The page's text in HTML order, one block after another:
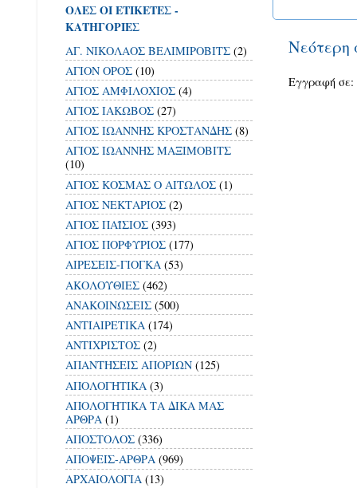
Νεότερη
Εγγραφή σε:
ΟΛΕΣ ΟΙ ΕΤΙΚΕΤΕΣ -
ΚΑΤΗΓΟΡΙΕΣ
ΑΓ. ΝΙΚΟΛΑΟΣ ΒΕΛΙΜΙΡΟΒΙΤΣ (2)
ΑΓΙΟΝ ΟΡΟΣ (10)
ΑΓΙΟΣ ΑΜΦΙΛΟΧΙΟΣ (4)
ΑΓΙΟΣ ΙΑΚΩΒΟΣ (27)
ΑΓΙΟΣ ΙΩΑΝΝΗΣ ΚΡΟΣΤΑΝΔΗΣ (8)
ΑΓΙΟΣ ΙΩΑΝΝΗΣ ΜΑΞΙΜΟΒΙΤΣ
(10)
ΑΓΙΟΣ ΚΟΣΜΑΣ Ο ΑΙΤΩΛΟΣ (1)
ΑΓΙΟΣ ΝΕΚΤΑΡΙΟΣ (2)
ΑΓΙΟΣ ΠΑΪΣΙΟΣ (393)
ΑΓΙΟΣ ΠΟΡΦΥΡΙΟΣ (177)
ΑΙΡΕΣΕΙΣ-ΓΙΟΓΚΑ (53)
ΑΚΟΛΟΥΘΙΕΣ (462)
ΑΝΑΚΟΙΝΩΣΕΙΣ (500)
ΑΝΤΙΑΙΡΕΤΙΚΑ (174)
ΑΝΤΙΧΡΙΣΤΟΣ (2)
ΑΠΑΝΤΗΣΕΙΣ ΑΠΟΡΙΩΝ (125)
ΑΠΟΛΟΓΗΤΙΚΑ (3)
ΑΠΟΛΟΓΗΤΙΚΑ ΤΑ ΔΙΚΑ ΜΑΣ
ΑΡΘΡΑ (1)
ΑΠΟΣΤΟΛΟΣ (336)
ΑΠΟΨΕΙΣ-ΑΡΘΡΑ (969)
ΑΡΧΑΙΟΛΟΓΙΑ (13)